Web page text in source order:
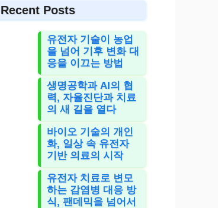
Recent Posts
유전자 기술이 농업
을 넘어 기후 변화 대
응을 이끄는 방법
생명공학과 AI의 협
력, 자율진단과 치료
의 새 길을 열다
바이오 기술의 개인
화, 일상 속 유전자
기반 의료의 시작
유전자 치료로 변모
하는 감염병 대응 방
식, 팬데믹을 넘어서